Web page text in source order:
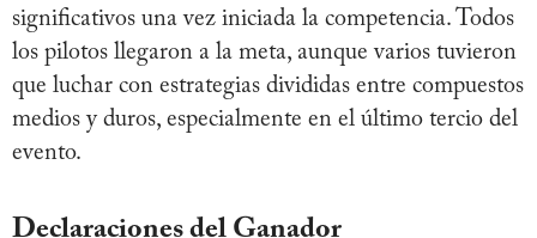
significativos una vez iniciada la competencia. Todos
los pilotos llegaron a la meta, aunque varios tuvieron
que luchar con estrategias divididas entre compuestos
medios y duros, especialmente en el último tercio del
evento.
Declaraciones del Ganador